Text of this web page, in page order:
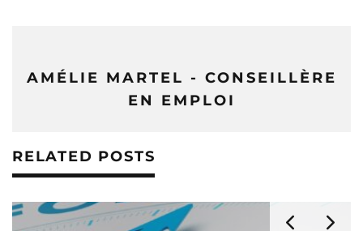
AMÉLIE MARTEL - CONSEILLÈRE
EN EMPLOI
RELATED POSTS